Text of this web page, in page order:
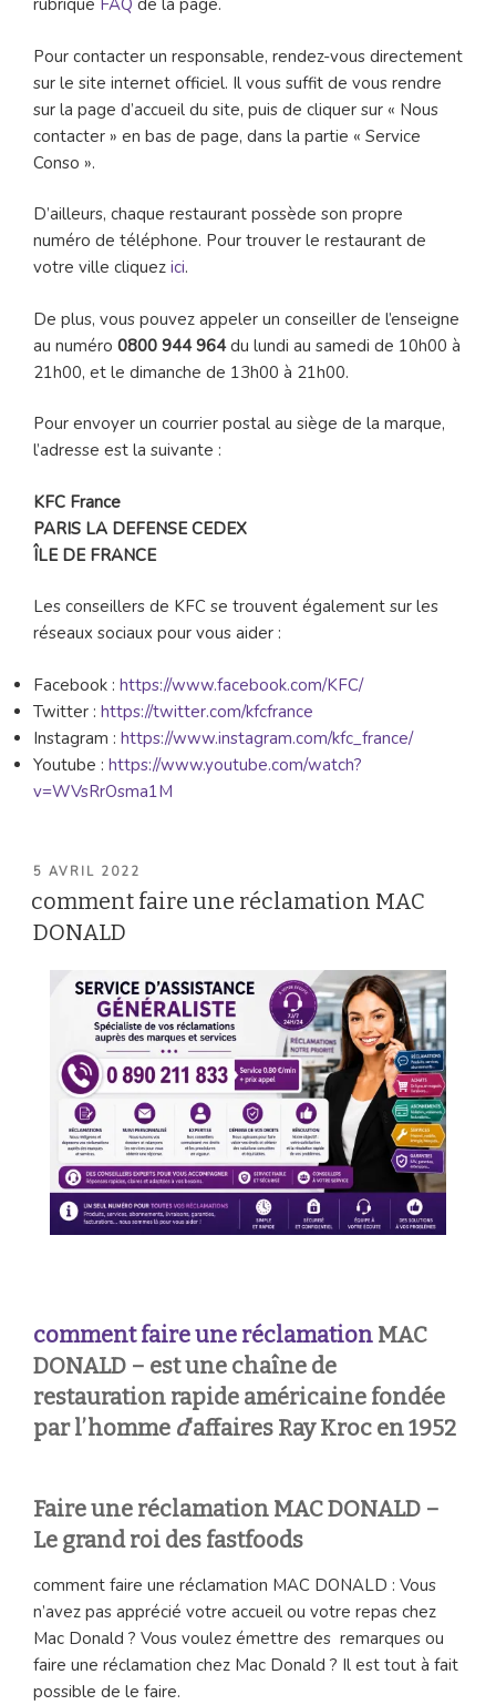
rubrique FAQ de la page.
Pour contacter un responsable, rendez-vous directement
sur le site internet officiel. Il vous suffit de vous rendre
sur la page d’accueil du site, puis de cliquer sur « Nous
contacter » en bas de page, dans la partie « Service
Conso ».
D’ailleurs, chaque restaurant possède son propre
numéro de téléphone. Pour trouver le restaurant de
votre ville cliquez ici.
De plus, vous pouvez appeler un conseiller de l’enseigne
au numéro 0800 944 964du lundi au samedi de 10h00 à
21h00, et le dimanche de 13h00 à 21h00.
Pour envoyer un courrier postal au siège de la marque,
l’adresse est la suivante :
KFC France
PARIS LA DEFENSE CEDEX
ÎLE DE FRANCE
Les conseillers de KFC se trouvent également sur les
réseaux sociaux pour vous aider :
Facebook : https://www.facebook.com/KFC/
Twitter : https://twitter.com/kfcfrance
Instagram : https://www.instagram.com/kfc_france/
Youtube : https://www.youtube.com/watch?
v=WVsRrOsma1M
PUBLIÉ
5 AVRIL 2022
comment faire une réclamation MAC
DONALD
comment faire une réclamation MAC
DONALD – est une chaîne de
restauration rapide américaine fondée
par l’homme d‘affaires Ray Kroc en 1952
Faire une réclamation MAC DONALD –
Le grand roi des fastfoods
comment faire une réclamation MAC DONALD : Vous
n’avez pas apprécié votre accueil ou votre repas chez
Mac Donald ? Vous voulez émettre des remarques ou
faire une réclamation chez Mac Donald ? Il est tout à fait
possible de le faire.